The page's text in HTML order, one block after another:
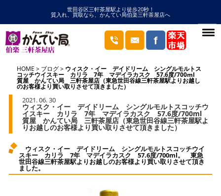
世田谷区三軒茶屋駅より徒歩20秒！
質入れ、買取なら、かんてい局伯楽三軒茶屋店へ
HOME ブログ ウィスク・イー デイドリーム シングルモルトス
コッチウイスキー カリラ 7年 マデイラカスク 57.6度/700ml
質屋 かんてい局 三軒茶屋店（東急世田谷線三軒茶屋駅よりお越し
のお客様より買い取りさせて頂きました）
2021. 06. 30
ウィスク・イー デイドリーム シングルモルトスコッチウ
イスキー カリラ 7年 マデイラカスク 57.6度/700ml
質屋 かんてい局 三軒茶屋店（東急世田谷線三軒茶屋駅よ
りお越しのお客様より買い取りさせて頂きました）
ウィスク・イー デイドリーム シングルモルトスコッチウイ
スキー カリラ 7年 マデイラカスク 57.6度/700ml。 東急
世田谷線三軒茶屋駅よりお越しのお客様より買い取りさせて頂き
ました。